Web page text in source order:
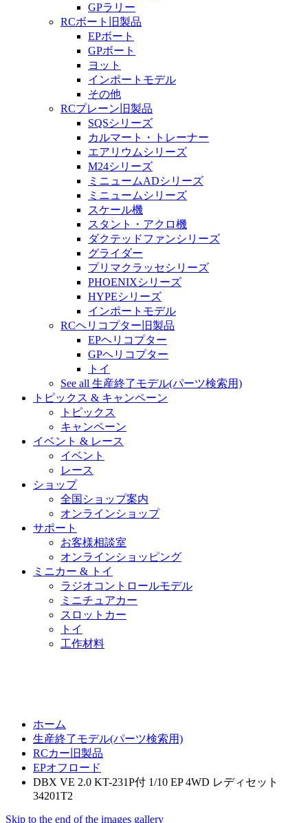
GPラリー
RCボート旧製品
EPボート
GPボート
ヨット
インポートモデル
その他
RCプレーン旧製品
SQSシリーズ
カルマート・トレーナー
エアリウムシリーズ
M24シリーズ
ミニュームADシリーズ
ミニュームシリーズ
スケール機
スタント・アクロ機
ダクテッドファンシリーズ
グライダー
プリマクラッセシリーズ
PHOENIXシリーズ
HYPEシリーズ
インポートモデル
RCヘリコプター旧製品
EPヘリコプター
GPヘリコプター
トイ
See all 生産終了モデル(パーツ検索用)
トピックス & キャンペーン
トピックス
キャンペーン
イベント & レース
イベント
レース
ショップ
全国ショップ案内
オンラインショップ
サポート
お客様相談室
オンラインショッピング
ミニカー & トイ
ラジオコントロールモデル
ミニチュアカー
スロットカー
トイ
工作材料
ホーム
生産終了モデル(パーツ検索用)
RCカー旧製品
EPオフロード
DBX VE 2.0 KT-231P付 1/10 EP 4WD レディセット
34201T2
Skip to the end of the images gallery